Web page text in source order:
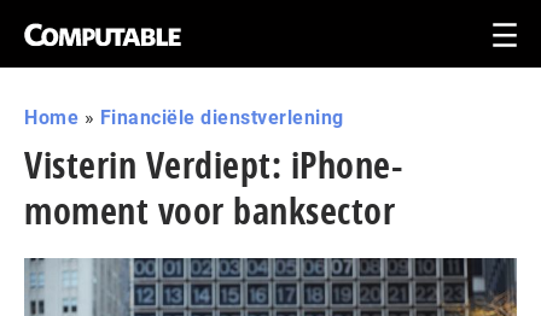
Home » Financiële dienstverlening
Visterin Verdiept: iPhone-
moment voor banksector